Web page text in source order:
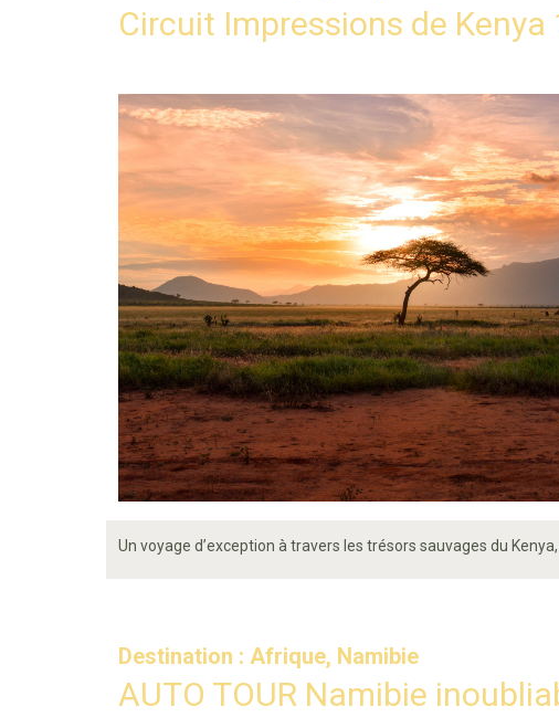
Circuit Impressions de
Un voyage d’exception à travers les trésors sauvages du
Destination : Afrique, Namibie
AUTO TOUR Namibie